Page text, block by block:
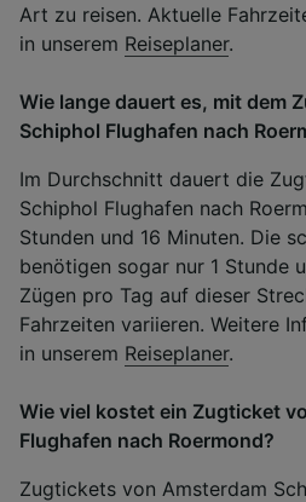
Art zu reisen. Aktuelle
in unserem Reiseplaner.
Wie lange dauert es, mit dem
Schiphol Flughafen nach
Im Durchschnitt dauert die
Schiphol Flughafen nach
Stunden und 16 Minuten. Die
benötigen sogar nur 1 Stunde
Zügen pro Tag auf dieser
Fahrzeiten variieren. Weitere
in unserem Reiseplaner.
Wie viel kostet ein Zugticket
Flughafen nach Roermond?
Zugtickets von Amsterdam